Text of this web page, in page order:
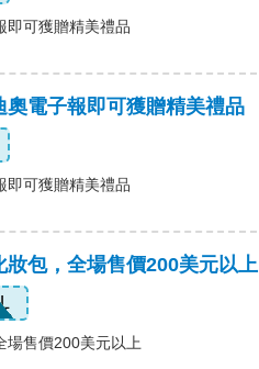
即可獲贈精美禮品
電子報即可獲贈精美禮品
即可獲贈精美禮品
包，全場售價200美元以上
場售價200美元以上